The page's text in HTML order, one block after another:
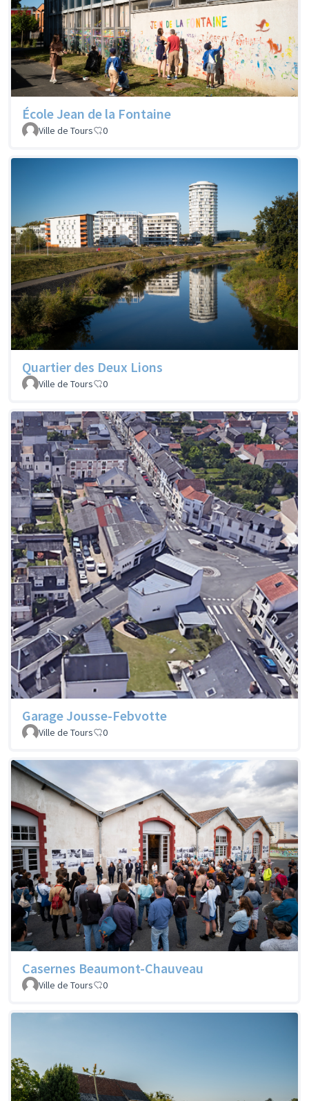
École Jean de la Fontaine
Ville de Tours 0
Quartier des Deux Lions
Ville de Tours 0
Garage Jousse-Febvotte
Ville de Tours 0
Casernes Beaumont-Chauveau
Ville de Tours 0